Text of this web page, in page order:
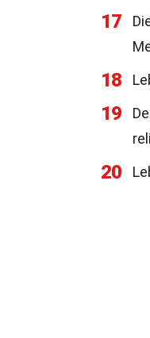
17
18
19
20